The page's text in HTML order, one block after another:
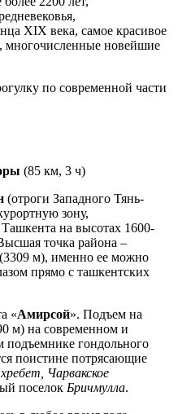
XIX века, самое красивое
многочисленные новейшие
по современной части
(85 км, 3 ч)
(отроги Западного Тянь-
зону,
на высотах 1600-
точка района –
м), именно ее можно
прямо с ташкентских
«Амирсой». Подъем на
м) на современном и
подъемнике гондольного
поистине потрясающие
Чарвакское
поселок Бричмулла.